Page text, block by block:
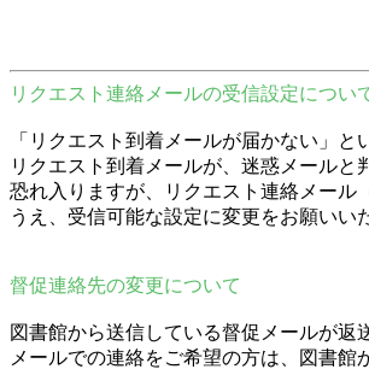
リクエスト連絡メールの受信設定につい
「リクエスト到着メールが届かない」と
リクエスト到着メールが、迷惑メールと
恐れ入りますが、リクエスト連絡メール
うえ、受信可能な設定に変更をお願いい
督促連絡先の変更について
図書館から送信している督促メールが
メールでの連絡をご希望の方は、図書館